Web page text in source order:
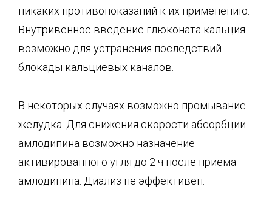
никаких противопоказаний к их применению.
Внутривенное введение глюконата кальция
возможно для устранения последствий
блокады кальциевых каналов.
В некоторых случаях возможно промывание
желудка. Для снижения скорости абсорбции
амлодипина возможно назначение
активированного угля до 2 ч после приема
амлодипина. Диализ не эффективен.